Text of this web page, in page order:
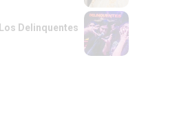
Los Delinquentes